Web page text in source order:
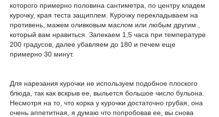
которого примерно половина сантиметра, по центру кладем
курочку, края теста защиплем. Курочку перекладываем на
противень, мажем оливковым маслом или любым другим ,
который вам нравиться. Запекаем 1,5 часа при температуре
200 градусов, далее убавляем до 180 и печем еще
примерно 30 минут.
Для нарезания курочки не используем подобное плоского
блюда, так как вскрыв ее, выльется большое число бульона.
Несмотря на то, что корка у курочки достаточно грубая, она
очень аппетитная, я думаю что попробовав ее, вы снова